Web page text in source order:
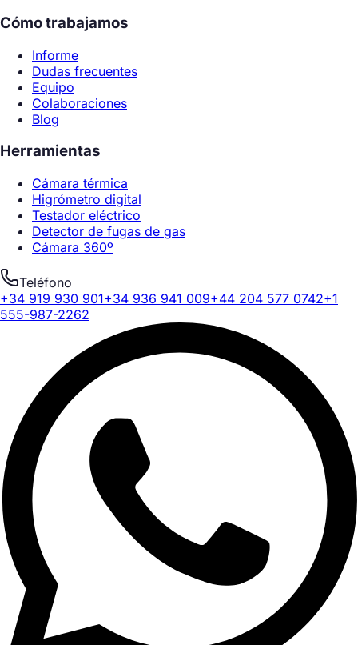
Cómo trabajamos
Informe
Dudas frecuentes
Equipo
Colaboraciones
Blog
Herramientas
Cámara térmica
Higrómetro digital
Testador eléctrico
Detector de fugas de gas
Cámara 360º
Teléfono
+34 919 930 901+34 936 941 009+44 204 577 0742+1
555-987-2262